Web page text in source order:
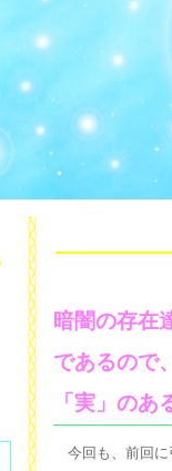
暗闇の存在
であるので
「実」の
今回も、前回に